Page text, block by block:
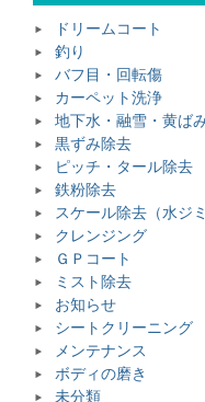
ドリームコート
釣り
バフ目・回転傷
カーペット洗浄
地下水・融雪・黄ば
黒ずみ除去
ピッチ・タール除去
鉄粉除去
スケール除去（水ジ
クレンジング
ＧＰコート
ミスト除去
お知らせ
シートクリーニング
メンテナンス
ボディの磨き
未分類